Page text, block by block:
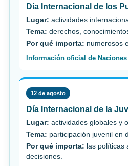
Día Internacional de los
Lugar: actividades
Tema: derechos,
Por qué importa: numerosos
Información oficial de
12 de agosto
Día Internacional de la
Lugar: actividades globales y
Tema: participación juvenil en
Por qué importa: las políticas
decisiones.